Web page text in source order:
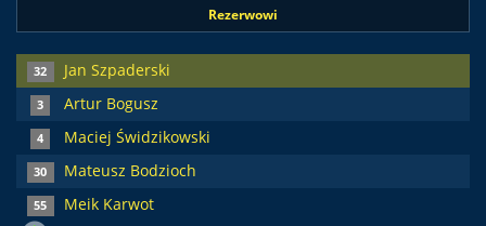
Rezerwowi
32 Jan Szpaderski
3 Artur Bogusz
4 Maciej Świdzikowski
30 Mateusz Bodzioch
55 Meik Karwot